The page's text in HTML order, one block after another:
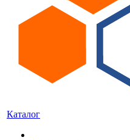
Каталог